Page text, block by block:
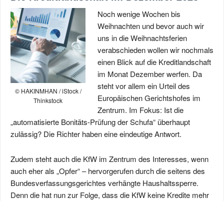
© HAKINMHAN / iStock /
Thinkstock
Noch wenige Wochen bis
Weihnachten und bevor auch wir
uns in die Weihnachtsferien
verabschieden wollen wir nochmals
einen Blick auf die Kreditlandschaft
im Monat Dezember werfen. Da
steht vor allem ein Urteil des
Europäischen Gerichtshofes im
Zentrum. Im Fokus: Ist die
„automatisierte Bonitäts-Prüfung der Schufa“ überhaupt
zulässig? Die Richter haben eine eindeutige Antwort.
Zudem steht auch die KfW im Zentrum des Interesses, wenn
auch eher als „Opfer“ – hervorgerufen durch die seitens des
Bundesverfassungsgerichtes verhängte Haushaltssperre.
Denn die hat nun zur Folge, dass die KfW keine Kredite mehr